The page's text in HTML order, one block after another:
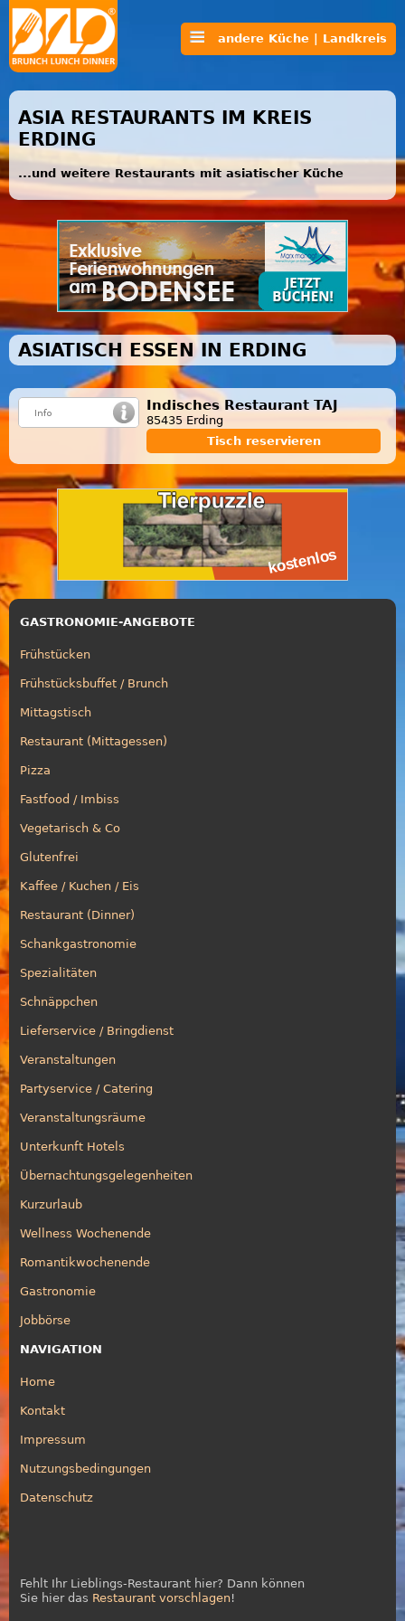
andere Küche | Landkreis
ASIA RESTAURANTS IM KREIS
ERDING
...und weitere Restaurants mit asiatischer Küche
ASIATISCH ESSEN IN ERDING
Indisches Restaurant TAJ
85435 Erding
Tisch reservieren
GASTRONOMIE-ANGEBOTE
Frühstücken
Frühstücksbuffet / Brunch
Mittagstisch
Restaurant (Mittagessen)
Pizza
Fastfood / Imbiss
Vegetarisch & Co
Glutenfrei
Kaffee / Kuchen / Eis
Restaurant (Dinner)
Schankgastronomie
Spezialitäten
Schnäppchen
Lieferservice / Bringdienst
Veranstaltungen
Partyservice / Catering
Veranstaltungsräume
Unterkunft Hotels
Übernachtungsgelegenheiten
Kurzurlaub
Wellness Wochenende
Romantikwochenende
Gastronomie
Jobbörse
NAVIGATION
Home
Kontakt
Impressum
Nutzungsbedingungen
Datenschutz
Fehlt Ihr Lieblings-Restaurant hier? Dann können
Sie hier das Restaurant vorschlagen!